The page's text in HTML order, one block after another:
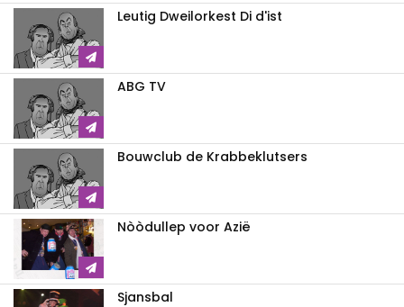
Leutig Dweilorkest Di d'ist
ABG TV
Bouwclub de Krabbeklutsers
Nòòdullep voor Azië
Sjansbal